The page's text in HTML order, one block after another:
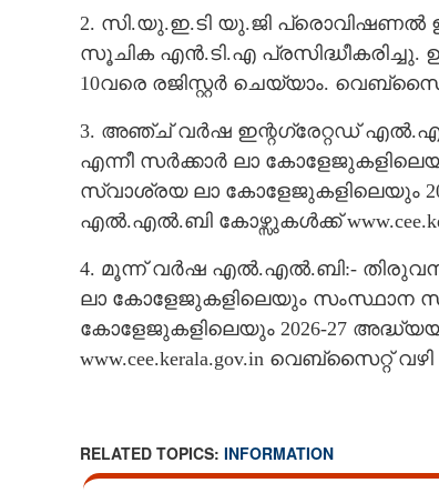
2. സി.യു.ഇ.ടി യു.ജി
സൂചിക എൻ.ടി.എ പ്രസിദ്ധീകരിച്ചു.
10വരെ രജിസ്റ്റർ ചെയ്യാം. വെബ്സൈറ്റ്:
3. അഞ്ച് വർഷ ഇന്റഗ്രേറ്റഡ്
എന്നീ സർക്കാർ ലാ
സ്വാശ്രയ ലാ കോളേജുകളിലെയും
എൽ.എൽ.ബി കോഴ്സുകൾക്ക്
4. മൂന്ന് വർഷ എൽ.എൽ.ബി:-
ലാ കോളേജുകളിലെയും സംസ്ഥാന
കോളേജുകളിലെയും 2026-27
www.cee.kerala.gov.in വെബ്സൈറ്റ്
RELATED TOPICS: INFORMATION